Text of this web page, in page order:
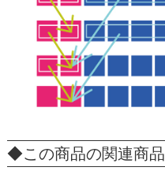
◆この商品の関連商品